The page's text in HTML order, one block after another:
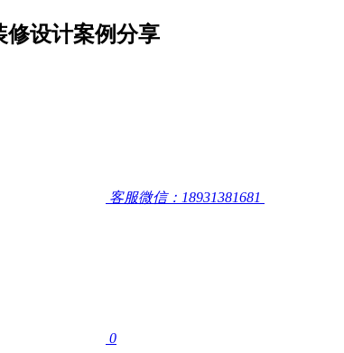
修设计案例分享
客服微信：18931381681
0